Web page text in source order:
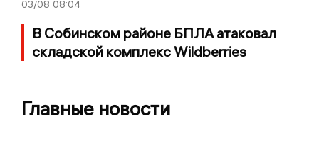
03/08 08:04
В Собинском районе БПЛА атаковал
складской комплекс Wildberries
Главные новости